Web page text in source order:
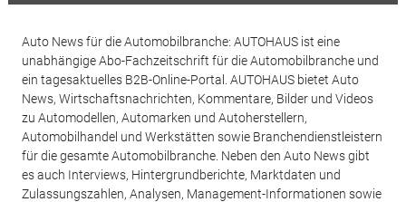
Auto News für die Automobilbranche: AUTOHAUS ist eine
unabhängige Abo-Fachzeitschrift für die Automobilbranche und
ein tagesaktuelles B2B-Online-Portal. AUTOHAUS bietet Auto
News, Wirtschaftsnachrichten, Kommentare, Bilder und Videos
zu Automodellen, Automarken und Autoherstellern,
Automobilhandel und Werkstätten sowie Branchendienstleistern
für die gesamte Automobilbranche. Neben den Auto News gibt
es auch Interviews, Hintergrundberichte, Marktdaten und
Zulassungszahlen, Analysen, Management-Informationen sowie